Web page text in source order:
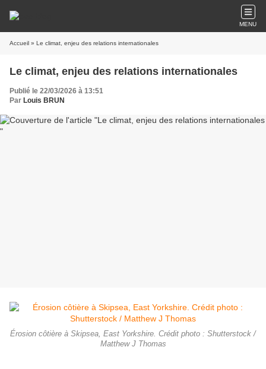
MENU
Accueil » Le climat, enjeu des relations internationales
Le climat, enjeu des relations internationales
Publié le 22/03/2026 à 13:51
Par Louis BRUN
Érosion côtière à Skipsea, East Yorkshire. Crédit photo : Shutterstock /
Matthew J Thomas